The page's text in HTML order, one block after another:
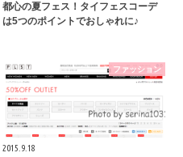
都心の夏フェス！タイフェスコーデ
は5つのポイントでおしゃれに♪
ファッション
2015.9.18